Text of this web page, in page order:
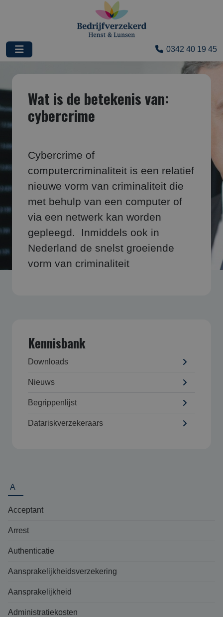
0342 40 19 45
Wat is de betekenis van:
cybercrime
Cybercrime of
computercriminaliteit is een relatief
nieuwe vorm van criminaliteit die
met behulp van een computer of
via een netwerk kan worden
gepleegd. Inmiddels ook in
Nederland de snelst groeiende
vorm van criminaliteit
Kennisbank
Downloads
Nieuws
Begrippenlijst
Datarisk­verzekeraars
A
Acceptant
Arrest
Authenticatie
Aansprakelijkheidsverzekering
Aansprakelijkheid
Administratiekosten